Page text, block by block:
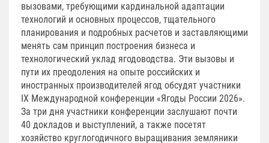
вызовами, требующими кардинальной адаптации
технологий и основных процессов, тщательного
планирования и подробных расчетов и заставляющими
менять сам принцип построения бизнеса и
технологический уклад ягодоводства. Эти вызовы и
пути их преодоления на опыте российских и
иностранных производителей ягод обсудят участники
IX Международной конференции «Ягоды России 2026».
За три дня участники конференции заслушают почти
40 докладов и выступлений, а также посетят
хозяйство круглогодичного выращивания земляники